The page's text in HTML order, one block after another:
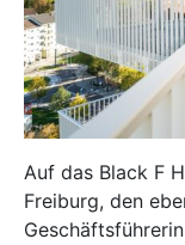
Auf das Black F
Freiburg, den